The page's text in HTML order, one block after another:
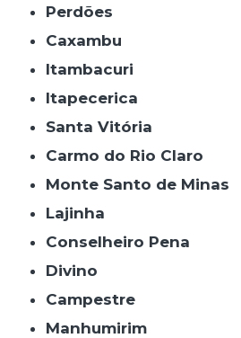
Perdões
Caxambu
Itambacuri
Itapecerica
Santa Vitória
Carmo do Rio Claro
Monte Santo de Minas
Lajinha
Conselheiro Pena
Divino
Campestre
Manhumirim